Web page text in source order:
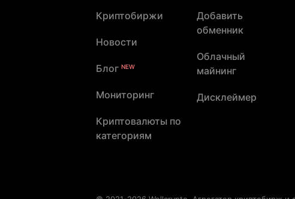
Криптобиржи
Новости
Блог NEW
Мониторинг
Криптовалюты по
категориям
Добавить
обменник
Облачный
майнинг
Дисклеймер